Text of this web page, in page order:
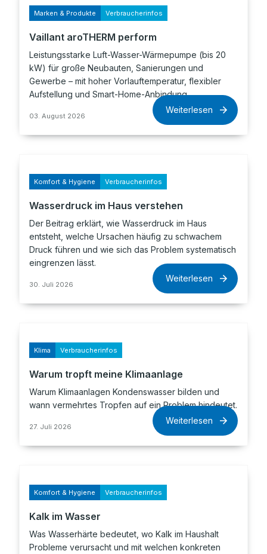
Marken & Produkte Verbraucherinfos
Vaillant aroTHERM perform
Leistungsstarke Luft-Wasser-Wärmepumpe (bis 20
kW) für große Neubauten, Sanierungen und
Gewerbe – mit hoher Vorlauftemperatur, flexibler
Aufstellung und Smart-Home-Anbindung.
03. August 2026
Weiterlesen
Komfort & Hygiene Verbraucherinfos
Wasserdruck im Haus verstehen
Der Beitrag erklärt, wie Wasserdruck im Haus
entsteht, welche Ursachen häufig zu schwachem
Druck führen und wie sich das Problem systematisch
eingrenzen lässt.
30. Juli 2026
Weiterlesen
Klima Verbraucherinfos
Warum tropft meine Klimaanlage
Warum Klimaanlagen Kondenswasser bilden und
wann vermehrtes Tropfen auf ein Problem hindeutet.
27. Juli 2026
Weiterlesen
Komfort & Hygiene Verbraucherinfos
Kalk im Wasser
Was Wasserhärte bedeutet, wo Kalk im Haushalt
Probleme verursacht und mit welchen konkreten